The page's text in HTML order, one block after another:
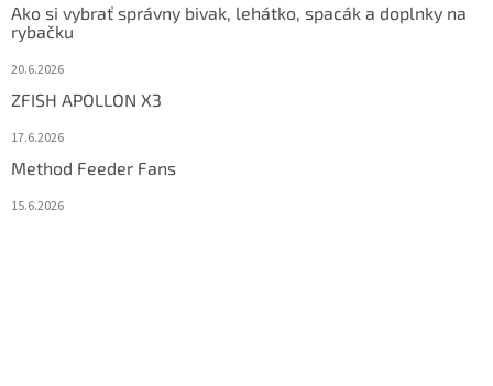
Ako si vybrať správny bivak, lehátko, spacák a doplnky na
rybačku
20.6.2026
ZFISH APOLLON X3
17.6.2026
Method Feeder Fans
15.6.2026